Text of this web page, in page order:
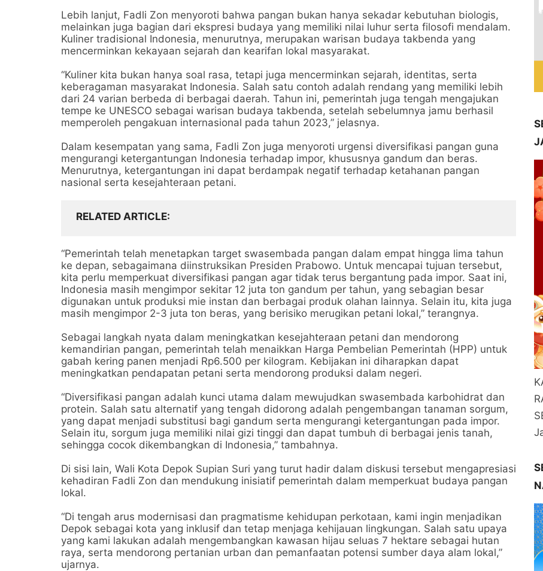
Lebih lanjut, Fadli Zon menyoroti bahwa pangan bukan hanya sekadar kebutuhan biologis,
melainkan juga bagian dari ekspresi budaya yang memiliki nilai luhur serta filosofi mendalam.
Kuliner tradisional Indonesia, menurutnya, merupakan warisan budaya takbenda yang
mencerminkan kekayaan sejarah dan kearifan lokal masyarakat.
“Kuliner kita bukan hanya soal rasa, tetapi juga mencerminkan sejarah, identitas, serta
keberagaman masyarakat Indonesia. Salah satu contoh adalah rendang yang memiliki lebih
dari 24 varian berbeda di berbagai daerah. Tahun ini, pemerintah juga tengah mengajukan
tempe ke UNESCO sebagai warisan budaya takbenda, setelah sebelumnya jamu berhasil
memperoleh pengakuan internasional pada tahun 2023,” jelasnya.
Dalam kesempatan yang sama, Fadli Zon juga menyoroti urgensi diversifikasi pangan guna
mengurangi ketergantungan Indonesia terhadap impor, khususnya gandum dan beras.
Menurutnya, ketergantungan ini dapat berdampak negatif terhadap ketahanan pangan
nasional serta kesejahteraan petani.
RELATED ARTICLE
“Pemerintah telah menetapkan target swasembada pangan dalam empat hingga lima tahun
ke depan, sebagaimana diinstruksikan Presiden Prabowo. Untuk mencapai tujuan tersebut,
kita perlu memperkuat diversifikasi pangan agar tidak terus bergantung pada impor. Saat ini,
Indonesia masih mengimpor sekitar 12 juta ton gandum per tahun, yang sebagian besar
digunakan untuk produksi mie instan dan berbagai produk olahan lainnya. Selain itu, kita juga
masih mengimpor 2-3 juta ton beras, yang berisiko merugikan petani lokal,” terangnya.
Sebagai langkah nyata dalam meningkatkan kesejahteraan petani dan mendorong
kemandirian pangan, pemerintah telah menaikkan Harga Pembelian Pemerintah (HPP) untuk
gabah kering panen menjadi Rp6.500 per kilogram. Kebijakan ini diharapkan dapat
meningkatkan pendapatan petani serta mendorong produksi dalam negeri.
“Diversifikasi pangan adalah kunci utama dalam mewujudkan swasembada karbohidrat dan
protein. Salah satu alternatif yang tengah didorong adalah pengembangan tanaman sorgum,
yang dapat menjadi substitusi bagi gandum serta mengurangi ketergantungan pada impor.
Selain itu, sorgum juga memiliki nilai gizi tinggi dan dapat tumbuh di berbagai jenis tanah,
sehingga cocok dikembangkan di Indonesia,” tambahnya.
Di sisi lain, Wali Kota Depok Supian Suri yang turut hadir dalam diskusi tersebut mengapresiasi
kehadiran Fadli Zon dan mendukung inisiatif pemerintah dalam memperkuat budaya pangan
lokal.
“Di tengah arus modernisasi dan pragmatisme kehidupan perkotaan, kami ingin menjadikan
Depok sebagai kota yang inklusif dan tetap menjaga kehijauan lingkungan. Salah satu upaya
yang kami lakukan adalah mengembangkan kawasan hijau seluas 7 hektare sebagai hutan
raya, serta mendorong pertanian urban dan pemanfaatan potensi sumber daya alam lokal,”
ujarnya.